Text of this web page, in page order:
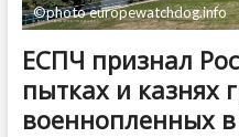
©photo europewatchdog.info
ЕСПЧ признал
пытках и казнях
военнопленных в